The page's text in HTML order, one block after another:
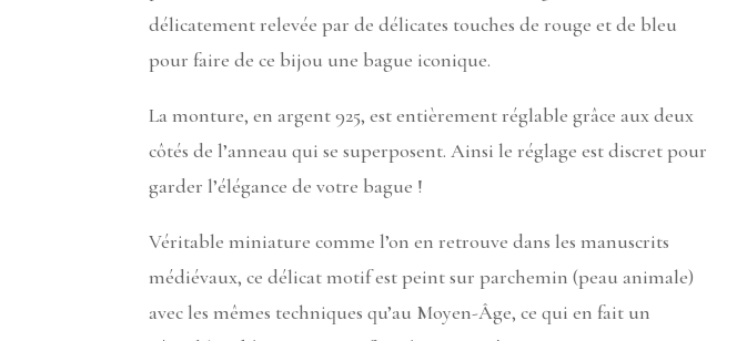
délicatement relevée par de délicates touches de rouge et de bleu
pour faire de ce bijou une bague iconique.
La monture, en argent 925, est entièrement réglable grâce aux deux
côtés de l’anneau qui se superposent. Ainsi le réglage est discret pour
garder l’élégance de votre bague !
Véritable miniature comme l’on en retrouve dans les manuscrits
médiévaux, ce délicat motif est peint sur parchemin (peau animale)
avec les mêmes techniques qu’au Moyen-Âge, ce qui en fait un